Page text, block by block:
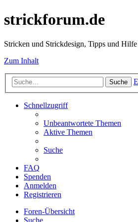
strickforum.de
Stricken und Strickdesign, Tipps und
Zum Inhalt
Suche
Schnellzugriff
Unbeantwortete Themen
Aktive Themen
Suche
FAQ
Spenden
Anmelden
Registrieren
Foren-Übersicht